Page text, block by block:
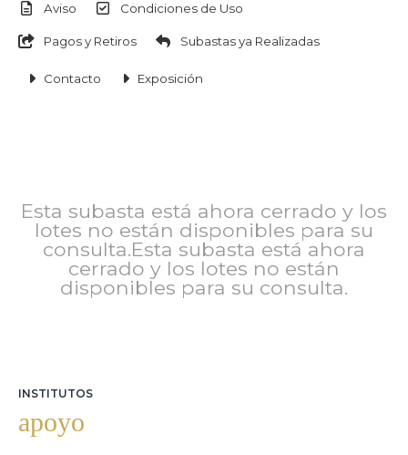
Aviso Condiciones de Uso
Pagos y Retiros Subastas ya Realizadas
Contacto Exposición
Esta subasta está ahora cerrado y los
lotes no están disponibles para su
consulta.Esta subasta está ahora
cerrado y los lotes no están
disponibles para su consulta.
INSTITUTOS
apoyo